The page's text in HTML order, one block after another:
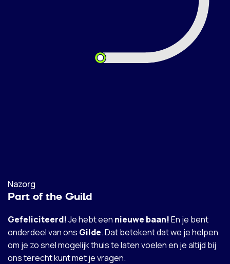
Nazorg
Part of the Guild
Gefeliciteerd!Je hebt een nieuwe baan!En je bent
onderdeel van ons Gilde. Dat betekent dat we je helpen
om je zo snel mogelijk thuis te laten voelen en je altijd bij
ons terecht kunt met je vragen.